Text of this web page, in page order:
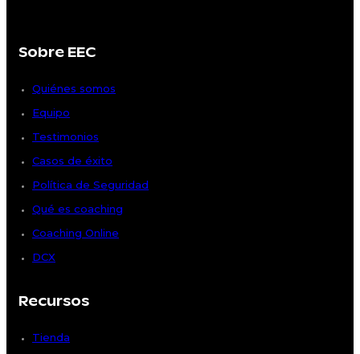
Sobre EEC
Quiénes somos
Equipo
Testimonios
Casos de éxito
Política de Seguridad
Qué es coaching
Coaching Online
DCX
Recursos
Tienda